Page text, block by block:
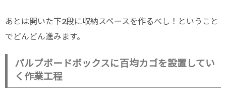
あとは開いた下2段に収納スペースを作るべし！ということ
でどんどん進みます。
パルプボードボックスに百均カゴを設置してい
く作業工程